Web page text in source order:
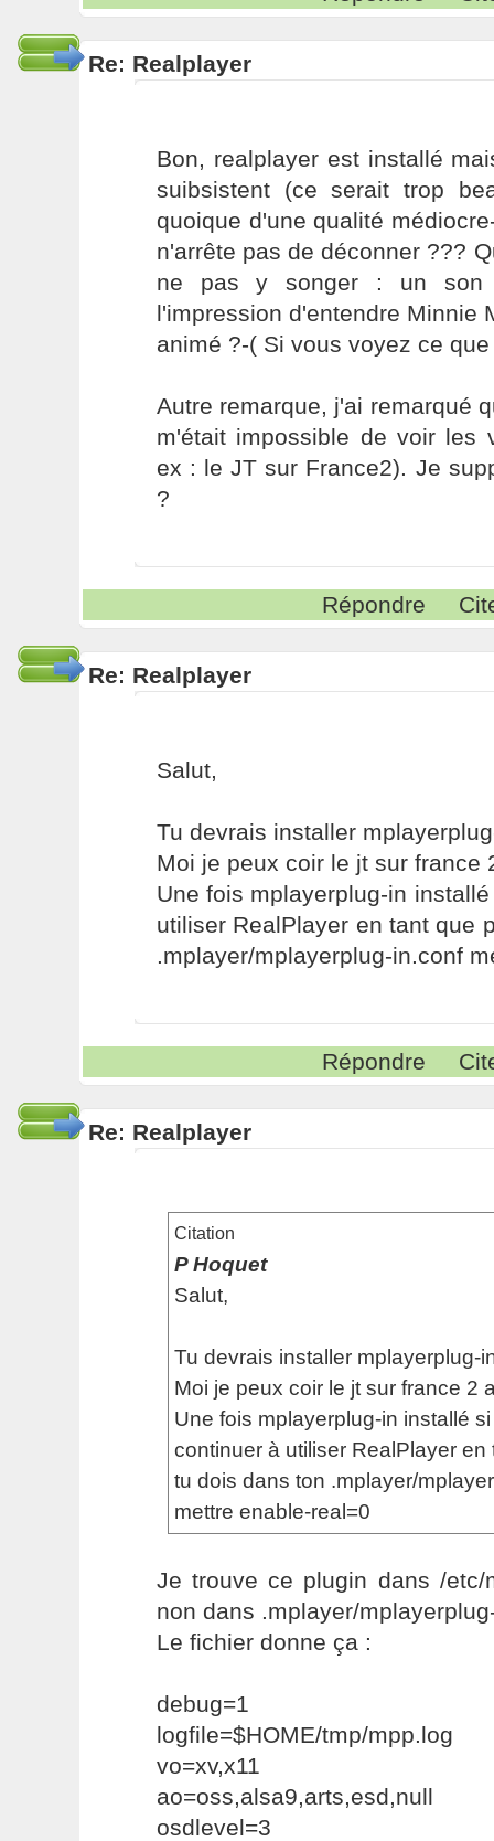
Re: Realplayer
Bon, realplayer est installé
suibsistent (ce serait trop
quoique d'une qualité
n'arrête pas de déconner ???
ne pas y songer : un son
l'impression d'entendre Minnie
animé ?-( Si vous voyez ce
Autre remarque, j'ai remarqué
m'était impossible de voir les
ex : le JT sur France2). Je
?
Répondre
Re: Realplayer
Salut,
Tu devrais installer
Moi je peux coir le jt sur france
Une fois mplayerplug-in
utiliser RealPlayer en tant que
.mplayer/mplayerplug-in.conf
Répondre
Re: Realplayer
Citation
P Hoquet
Salut,
Tu devrais installer mplayerplug-
Moi je peux coir le jt sur france 2
Une fois mplayerplug-in installé
continuer à utiliser RealPlayer en
tu dois dans ton .mplayer/
mettre enable-real=0
Je trouve ce plugin dans /etc/
non dans .mplayer/
Le fichier donne ça :
debug=1
logfile=$HOME/tmp/mpp.log
vo=xv,x11
ao=oss,alsa9,arts,esd,null
osdlevel=3